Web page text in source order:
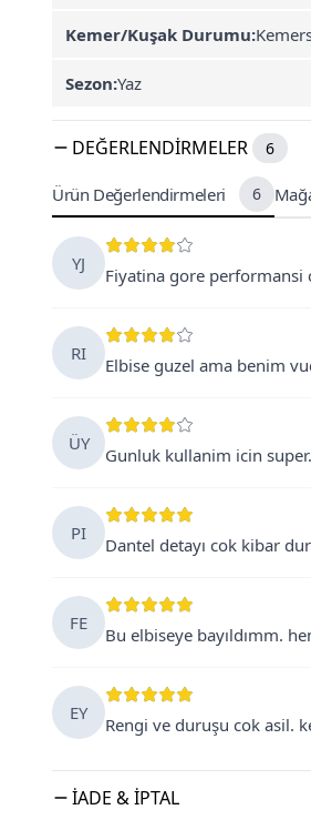
Kemer/Kuşak Durumu:
Sezon:Yaz
DEĞERLENDIRMELER 6
Ürün Değerlendirmeleri 6
YJ
Fiyatina gore performansi
RI
Elbise guzel ama benim
ÜY
Gunluk kullanim icin
PI
Dantel detayı cok kibar
FE
Bu elbiseye bayıldımm.
EY
Rengi ve duruşu cok asil.
İADE & İPTAL